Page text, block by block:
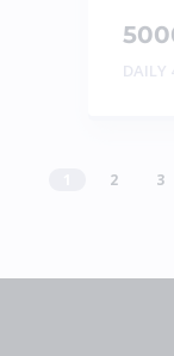
DAILY
2 3